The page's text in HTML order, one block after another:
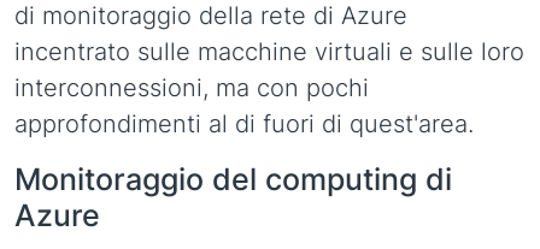
di monitoraggio della rete di Azure
incentrato sulle macchine virtuali e sulle loro
interconnessioni, ma con pochi
approfondimenti al di fuori di quest'area.
Monitoraggio del computing di
Azure